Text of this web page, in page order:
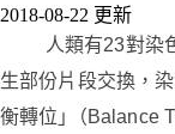
2018-08-22 更新
人類有23對染
生部份片段交換，
衡轉位｣（Balance